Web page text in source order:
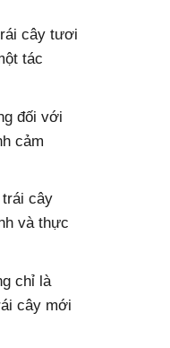
cây tươi
tác
đối với
cảm
cây
và thực
chỉ là
cây mới